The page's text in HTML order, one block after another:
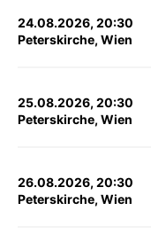
24.08.2026, 20:30
Peterskirche, Wien
25.08.2026, 20:30
Peterskirche, Wien
26.08.2026, 20:30
Peterskirche, Wien